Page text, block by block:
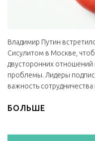
Владимир Путин
Сисулитом в Москве,
двусторонних
проблемы. Лидеры
важность
БОЛЬШЕ